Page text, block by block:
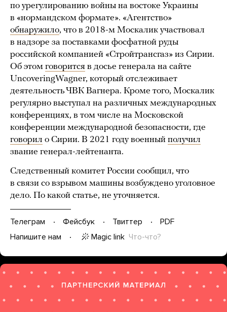
по урегулированию войны на востоке Украины
в «нормандском формате». «Агентство»
обнаружило, что в 2018-м Москалик участвовал
в надзоре за поставками фосфатной руды
российской компанией «Стройтрансгаз» из Сирии.
Об этом говорится в досье генерала на сайте
UncoveringWagner, который отслеживает
деятельность ЧВК Вагнера. Кроме того, Москалик
регулярно выступал на различных международных
конференциях, в том числе на Московской
конференции международной безопасности, где
говорил о Сирии. В 2021 году военный получил
звание генерал-лейтенанта.
Следственный комитет России сообщил, что
в связи со взрывом машины возбуждено уголовное
дело. По какой статье, не уточняется.
Телеграм Фейсбук Твиттер
PDF
Напишите нам
Magic link Что-что?